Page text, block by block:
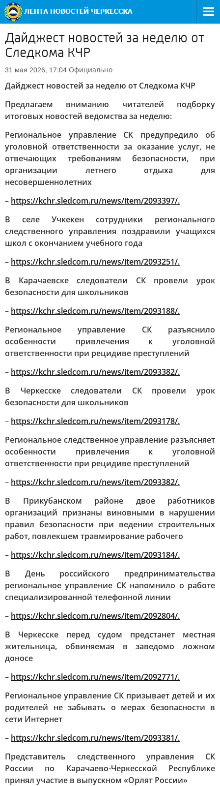
Дайджест новостей за неделю от
Следкома КЧР
31 мая 2026, 17:04 Официально
Дайджест новостей за неделю от Следкома КЧР
Предлагаем вниманию читателей подборку
итоговых новостей ведомства за неделю:
Региональное управление СК предупредило об
уголовной ответственности за оказание услуг, не
отвечающих требованиям безопасности, при
организации летнего отдыха для
несовершеннолетних
– https://kchr.sledcom.ru/news/item/2093397/.
В селе Учкекен сотрудники регионального
следственного управления поздравили учащихся
школ с окончанием учебного года
– https://kchr.sledcom.ru/news/item/2093251/.
В Карачаевске следователи СК провели урок
безопасности для школьников
– https://kchr.sledcom.ru/news/item/2093188/.
Региональное управление СК разъяснило
особенности привлечения к уголовной
ответственности при рецидиве преступлений
– https://kchr.sledcom.ru/news/item/2093382/.
В Черкесске следователи СК провели урок
безопасности для школьников
– https://kchr.sledcom.ru/news/item/2093178/.
Региональное следственное управление разъясняет
особенности привлечения к уголовной
ответственности при рецидиве преступлений
– https://kchr.sledcom.ru/news/item/2093382/.
В Прикубанском районе двое работников
организаций признаны виновными в нарушении
правил безопасности при ведении строительных
работ, повлекшем травмирование рабочего
– https://kchr.sledcom.ru/news/item/2093184/.
В День российского предпринимательства
региональное управление СК напомнило о работе
специализированной телефонной линии
– https://kchr.sledcom.ru/news/item/2092804/.
В Черкесске перед судом предстанет местная
жительница, обвиняемая в заведомо ложном
доносе
– https://kchr.sledcom.ru/news/item/2092771/.
Региональное управление СК призывает детей и их
родителей не забывать о мерах безопасности в
сети Интернет
– https://kchr.sledcom.ru/news/item/2093381/.
Представитель следственного управления СК
России по Карачаево-Черкесской Республике
принял участие в выпускном «Орлят России»